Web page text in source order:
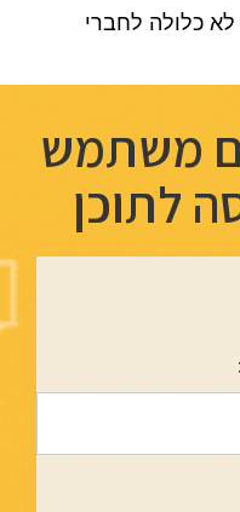
לא כלולה לחברי
משתמש
לתוכן